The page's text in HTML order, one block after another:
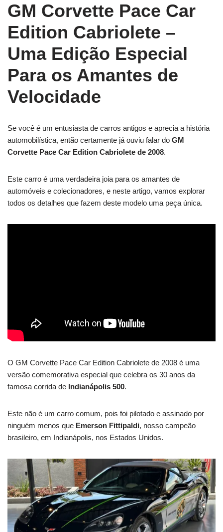
GM Corvette Pace Car
Edition Cabriolete –
Uma Edição Especial
Para os Amantes de
Velocidade
Se você é um entusiasta de carros antigos e aprecia a história
automobilística, então certamente já ouviu falar do GM
Corvette Pace Car Edition Cabriolete de 2008.
Este carro é uma verdadeira joia para os amantes de
automóveis e colecionadores, e neste artigo, vamos explorar
todos os detalhes que fazem deste modelo uma peça única.
O GM Corvette Pace Car Edition Cabriolete de 2008 é uma
versão comemorativa especial que celebra os 30 anos da
famosa corrida de Indianápolis 500.
Este não é um carro comum, pois foi pilotado e assinado por
ninguém menos que Emerson Fittipaldi, nosso campeão
brasileiro, em Indianápolis, nos Estados Unidos.